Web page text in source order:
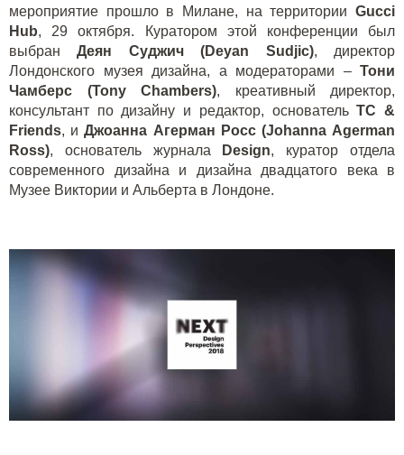
мероприятие прошло в Милане, на территории Gucci
Hub, 29 октября. Куратором этой конференции был
выбранДеян Суджич (Deyan Sudjic), директор
Лондонского музея дизайна, а модераторами –Тони
Чамберс (Tony Chambers), креативный директор,
консультант по дизайну и редактор, основательTC &
Friends, иДжоанна Агерман Росс (Johanna Agerman
Ross), основатель журнала Design, куратор отдела
современного дизайна и дизайна двадцатого века в
Музее Виктории и Альберта в Лондоне.